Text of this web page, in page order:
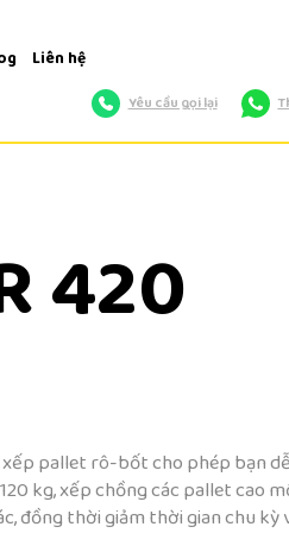
Liên hệ
Yêu cầu gọi lại
420
xếp pallet rô-bốt cho phép bạn
kg, xếp chồng các pallet cao
đồng thời giảm thời gian chu kỳ